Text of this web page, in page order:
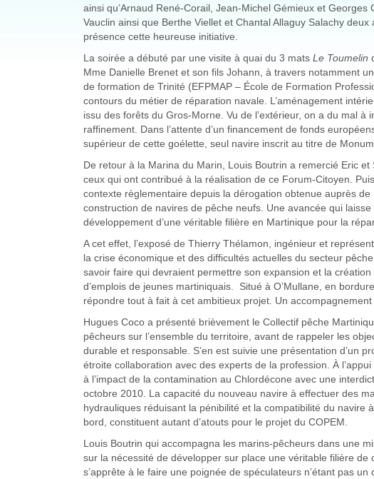
ainsi qu’Arnaud René-Corail, Jean-Michel Gémieux et
Vauclin ainsi que Berthe Viellet et Chantal Allaguy Salachy
présence cette heureuse initiative.
La soirée a débuté par une visite à quai du 3 mats Le Toumelin
Mme Danielle Brenet et son fils Johann, à travers notamment
de formation de Trinité (EFPMAP – École de Formation
contours du métier de réparation navale. L’aménagement
issu des forêts du Gros-Morne. Vu de l’extérieur, on a du mal
raffinement. Dans l’attente d’un financement de fonds
supérieur de cette goélette, seul navire inscrit au titre de
De retour à la Marina du Marin, Louis Boutrin a remercié Eric
ceux qui ont contribué à la réalisation de ce Forum-Citoyen.
contexte règlementaire depuis la dérogation obtenue auprès
construction de navires de pêche neufs. Une avancée qui
développement d’une véritable filière en Martinique pour la
A cet effet, l’exposé de Thierry Thélamon, ingénieur et
la crise économique et des difficultés actuelles du secteur
savoir faire qui devraient permettre son expansion et la
d’emplois de jeunes martiniquais. Situé à O’Mullane, en
répondre tout à fait à cet ambitieux projet. Un accompagnement
Hugues Coco a présenté brièvement le Collectif pêche
pêcheurs sur l’ensemble du territoire, avant de rappeler les
durable et responsable. S’en est suivie une présentation d’un
étroite collaboration avec des experts de la profession. À
à l’impact de la contamination au Chlordécone avec une
octobre 2010. La capacité du nouveau navire à effectuer des
hydrauliques réduisant la pénibilité et la compatibilité du
bord, constituent autant d’atouts pour le projet du COPEM.
Louis Boutrin qui accompagna les marins-pêcheurs dans une
sur la nécessité de développer sur place une véritable filière de
s’apprête à le faire une poignée de spéculateurs n’étant pas